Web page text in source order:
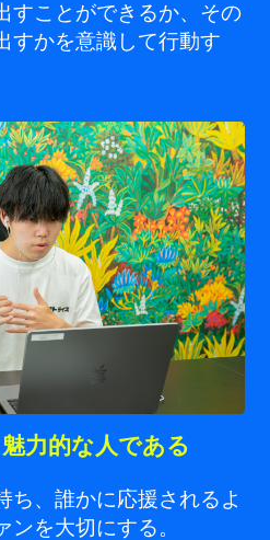
すことができるか、その
すかを意識して行動す
力的な人である
ち、誰かに応援されるよ
ンを大切にする。